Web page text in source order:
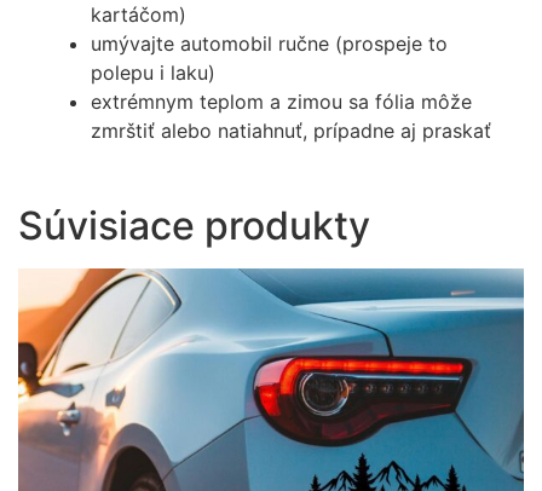
kartáčom)
umývajte automobil ručne (prospeje to
polepu i laku)
extrémnym teplom a zimou sa fólia môže
zmrštiť alebo natiahnuť, prípadne aj praskať
Súvisiace produkty